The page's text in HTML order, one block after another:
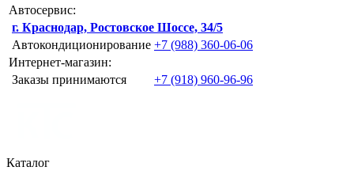
Автосервис:
г. Краснодар, Ростовское Шоссе, 34/5
Автокондиционирование +7 (988) 360-06-06
Интернет-магазин:
Заказы принимаются
+7 (918) 960-96-96
Каталог